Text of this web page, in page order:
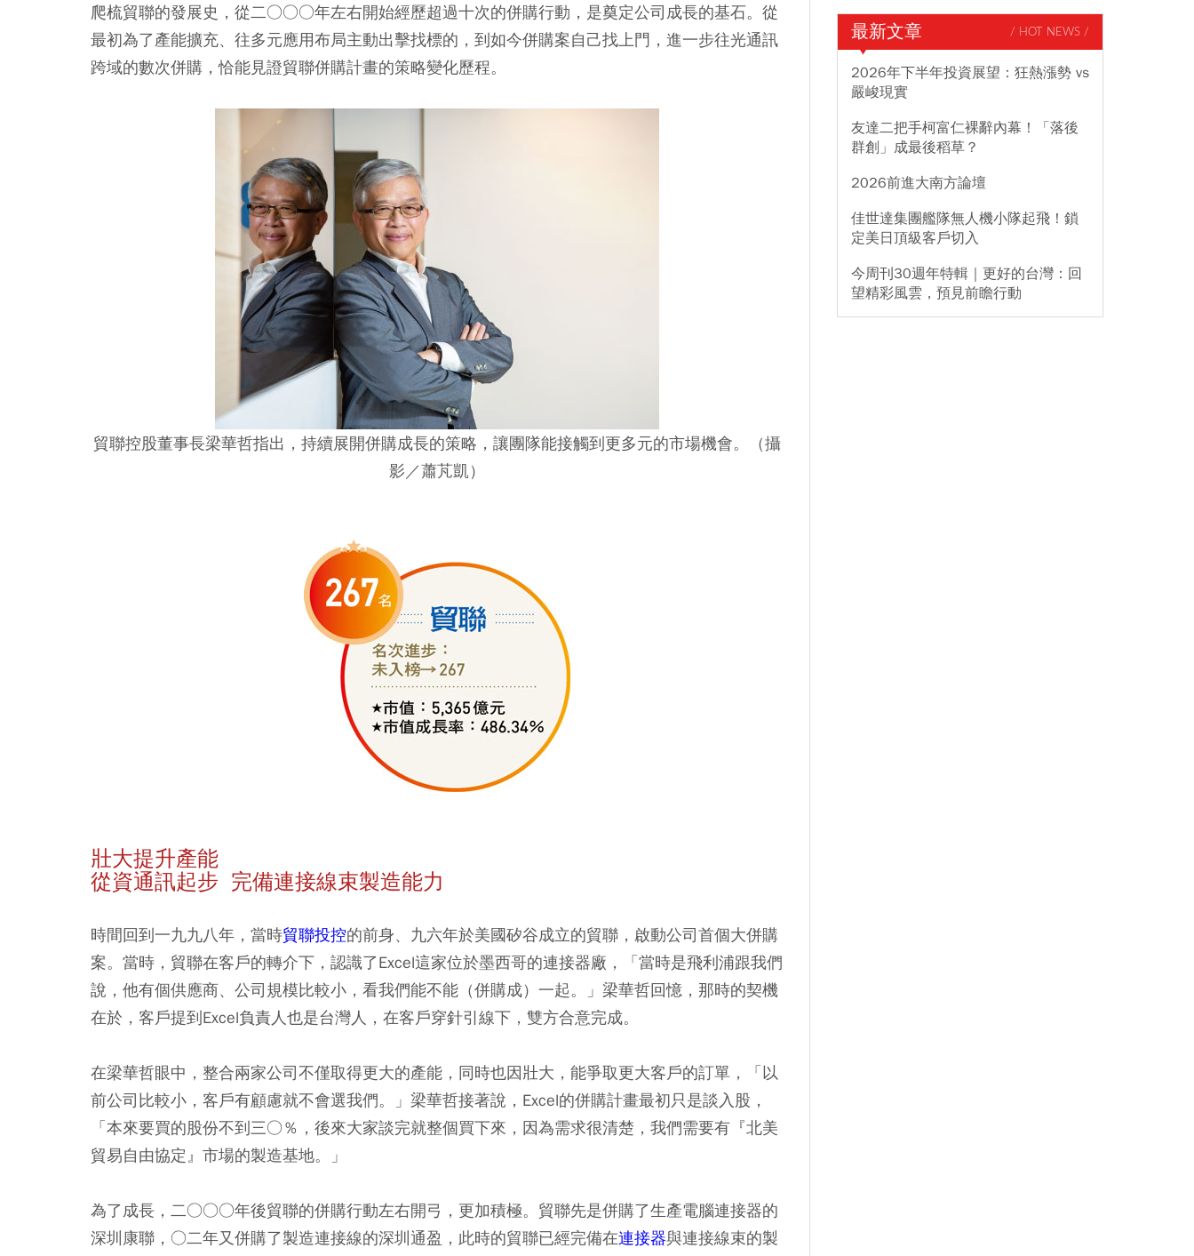
爬梳貿聯的發展史，從二○○○年左右開始經歷超過十次的併購行動，是奠定公司成長的基石。從
最初為了產能擴充、往多元應用布局主動出擊找標的，到如今併購案自己找上門，進一步往光通訊
跨域的數次併購，恰能見證貿聯併購計畫的策略變化歷程。
貿聯控股董事長梁華哲指出，持續展開併購成長的策略，讓團隊能接觸到更多元的市場機會。（攝
影／蕭芃凱）
壯大提升產能
從資通訊起步 完備連接線束製造能力
時間回到一九九八年，當時貿聯投控的前身、九六年於美國矽谷成立的貿聯，啟動公司首個大併購
案。當時，貿聯在客戶的轉介下，認識了Excel這家位於墨西哥的連接器廠，「當時是飛利浦跟我們
說，他有個供應商、公司規模比較小，看我們能不能（併購成）一起。」梁華哲回憶，那時的契機
在於，客戶提到Excel負責人也是台灣人，在客戶穿針引線下，雙方合意完成。
在梁華哲眼中，整合兩家公司不僅取得更大的產能，同時也因壯大，能爭取更大客戶的訂單，「以
前公司比較小，客戶有顧慮就不會選我們。」梁華哲接著說，Excel的併購計畫最初只是談入股，
「本來要買的股份不到三○％，後來大家談完就整個買下來，因為需求很清楚，我們需要有『北美
貿易自由協定』市場的製造基地。」
為了成長，二○○○年後貿聯的併購行動左右開弓，更加積極。貿聯先是併購了生產電腦連接器的
深圳康聯，○二年又併購了製造連接線的深圳通盈，此時的貿聯已經完備在連接器與連接線束的製
最新文章 / HOT NEWS /
2026年下半年投資展望：狂熱漲勢 vs
嚴峻現實
友達二把手柯富仁裸辭內幕！「落後
群創」成最後稻草？
2026前進大南方論壇
佳世達集團艦隊無人機小隊起飛！鎖
定美日頂級客戶切入
今周刊30週年特輯｜更好的台灣：回
望精彩風雲，預見前瞻行動